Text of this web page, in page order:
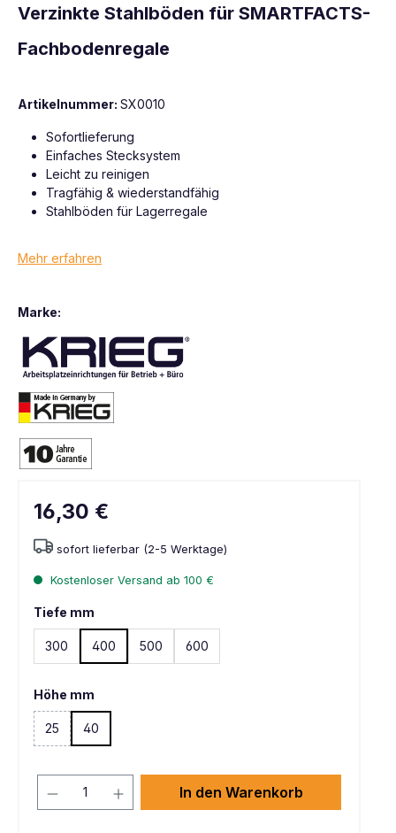
Verzinkte Stahlböden für SMARTFACTS-
Fachbodenregale
Artikelnummer: SX0010
Sofortlieferung
Einfaches Stecksystem
Leicht zu reinigen
Tragfähig & wiederstandfähig
Stahlböden für Lagerregale
Mehr erfahren
Marke:
16,30 €
sofort lieferbar (2-5 Werktage)
Kostenloser Versand ab 100 €
Tiefe mm
300 400 500 600
Höhe mm
25 40
In den Warenkorb